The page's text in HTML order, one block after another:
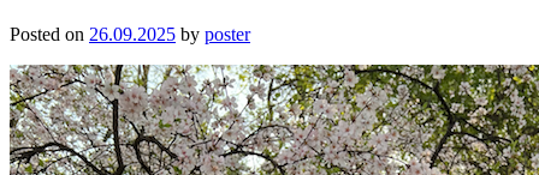
Posted on 26.09.2025 by poster